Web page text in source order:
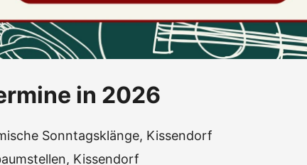
in 2026
Sonntagsklänge, Kissendorf
Kissendorf